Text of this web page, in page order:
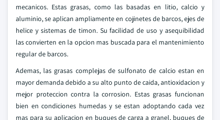
mecanicos. Estas grasas, como las basadas en litio, calcio y
aluminio, se aplican ampliamente en cojinetes de barcos, ejes de
helice y sistemas de timon. Su facilidad de uso y asequibilidad
las convierten en la opcion mas buscada para el mantenimiento
regular de barcos.
Ademas, las grasas complejas de sulfonato de calcio estan en
mayor demanda debido a su alto punto de caida, antioxidacion y
mejor proteccion contra la corrosion. Estas grasas funcionan
bien en condiciones humedas y se estan adoptando cada vez
mas para su aplicacion en buques de carga a granel, buques de